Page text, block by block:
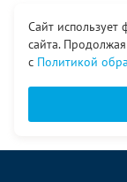
Сайт
сайта.
с Политикой